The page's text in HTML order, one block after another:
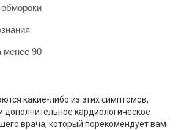
менее 90
какие-либо из этих симптомов,
дополнительное кардиологическое
врача, который порекомендует вам